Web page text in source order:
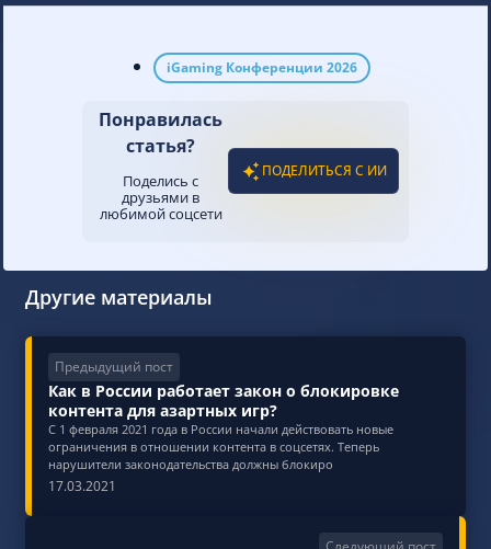
iGaming Конференции 2026
Понравилась
статья?
Поделись с
друзьями в
любимой соцсети
ПОДЕЛИТЬСЯ С ИИ
Другие материалы
Предыдущий пост
Как в России работает закон о блокировке
контента для азартных игр?
С 1 февраля 2021 года в России начали действовать новые
ограничения в отношении контента в соцсетях. Теперь
нарушители законодательства должны блокиро
17.03.2021